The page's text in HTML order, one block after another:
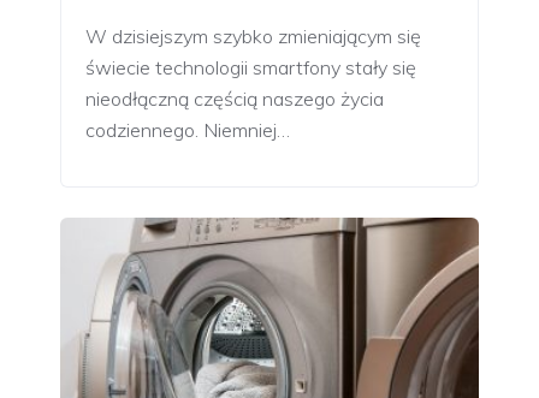
W dzisiejszym szybko zmieniającym się
świecie technologii smartfony stały się
nieodłączną częścią naszego życia
codziennego. Niemniej…